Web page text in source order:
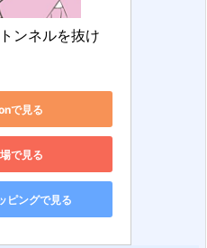
ンネルを抜け
で見る
で見る
ピングで見る